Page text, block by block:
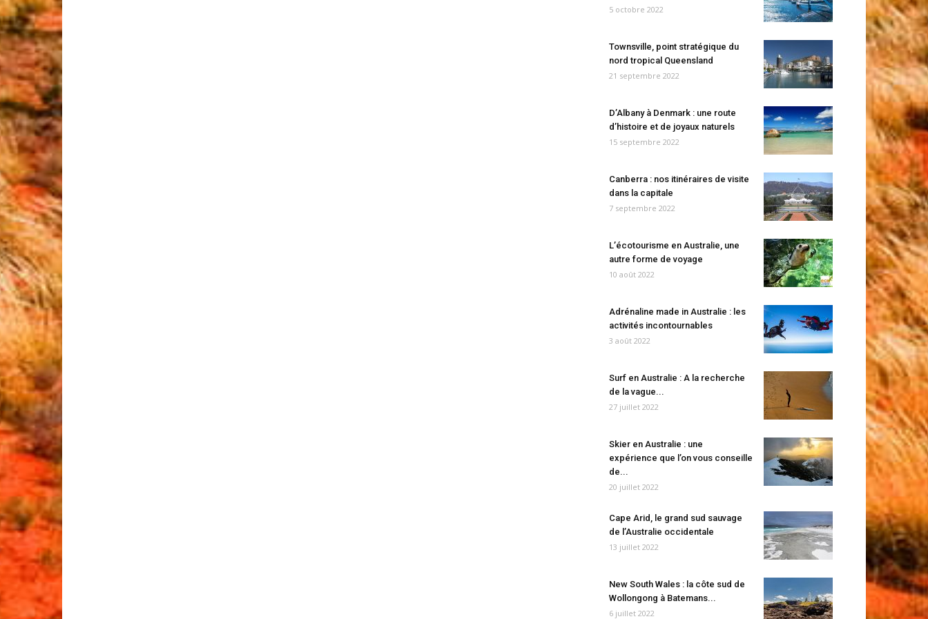
5 octobre 2022
Townsville, point stratégique du
nord tropical Queensland
21 septembre 2022
D’Albany à Denmark : une route
d’histoire et de joyaux naturels
15 septembre 2022
Canberra : nos itinéraires de visite
dans la capitale
7 septembre 2022
L’écotourisme en Australie, une
autre forme de voyage
10 août 2022
Adrénaline made in Australie : les
activités incontournables
3 août 2022
Surf en Australie : A la recherche
de la vague...
27 juillet 2022
Skier en Australie : une
expérience que l’on vous conseille
de...
20 juillet 2022
Cape Arid, le grand sud sauvage
de l’Australie occidentale
13 juillet 2022
New South Wales : la côte sud de
Wollongong à Batemans...
6 juillet 2022